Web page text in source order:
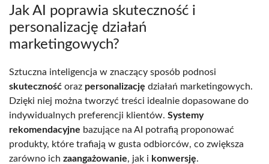
Jak AI poprawia skuteczność i
personalizację działań
marketingowych?
Sztuczna inteligencja w znaczący sposób podnosi
skuteczność oraz personalizację działań marketingowych.
Dzięki niej można tworzyć treści idealnie dopasowane do
indywidualnych preferencji klientów. Systemy
rekomendacyjne bazujące na AI potrafią proponować
produkty, które trafiają w gusta odbiorców, co zwiększa
zarówno ich zaangażowanie, jak i konwersję.